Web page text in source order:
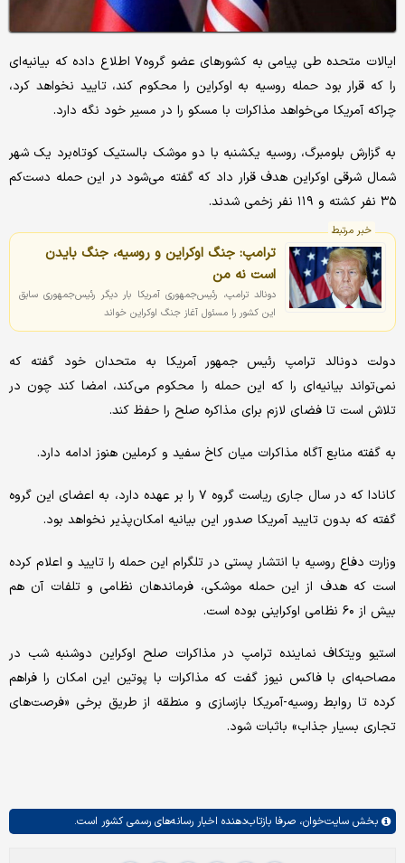
ایالات متحده طی پیامی به کشورهای عضو گروه۷ اطلاع داده که بیانیه‌ای
را که قرار بود حمله روسیه به اوکراین را محکوم کند، تایید نخواهد کرد،
چراکه آمریکا می‌خواهد مذاکرات با مسکو را در مسیر خود نگه دارد.
به گزارش بلومبرگ، روسیه یکشنبه با دو موشک بالستیک کوتاه‌برد یک شهر
شمال شرقی اوکراین هدف قرار داد که گفته می‌شود در این حمله دست‌کم
۳۵ نفر کشته و ۱۱۹ نفر زخمی شدند.
خبر مرتبط
ترامپ: جنگ اوکراین و روسیه، جنگ بایدن
است نه من
دونالد ترامپ، رئیس‌جمهوری آمریکا بار دیگر رئیس‌جمهوری سابق
این کشور را مسئول آغاز جنگ اوکراین خواند
دولت دونالد ترامپ رئیس جمهور آمریکا به متحدان خود گفته که
نمی‌تواند بیانیه‌ای را که این حمله را محکوم می‌کند، امضا کند چون در
تلاش است تا فضای لازم برای مذاکره صلح را حفظ کند.
به گفته منابع آگاه مذاکرات میان کاخ سفید و کرملین هنوز ادامه دارد.
کانادا که در سال جاری ریاست گروه ۷ را بر عهده دارد، به اعضای این گروه
گفته که بدون تایید آمریکا صدور این بیانیه امکان‌پذیر نخواهد بود.
وزارت دفاع روسیه با انتشار پستی در تلگرام این حمله را تایید و اعلام کرده
است که هدف از این حمله موشکی، فرماندهان نظامی و تلفات آن هم
بیش از ۶۰ نظامی اوکراینی بوده است.
استیو ویتکاف نماینده ترامپ در مذاکرات صلح اوکراین دوشنبه شب در
مصاحبه‌ای با فاکس نیوز گفت که مذاکرات با پوتین این امکان را فراهم
کرده تا روابط روسیه-آمریکا بازسازی و منطقه از طریق برخی «فرصت‌های
تجاری بسیار جذاب» باثبات شود.
بخش سایت‌خوان، صرفا بازتاب‌دهنده اخبار رسانه‌های رسمی کشور است.